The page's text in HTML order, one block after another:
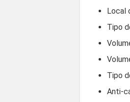
Local
Tipo
Tipo
Anti-